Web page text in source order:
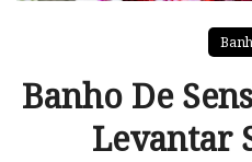
Banho De
Levantar